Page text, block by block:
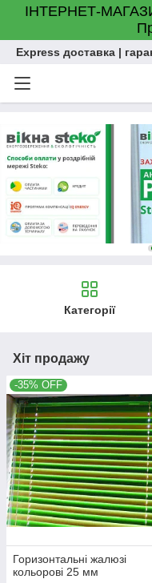
ІНТЕРНЕТ-
Express доставка |
Категорії
Хіт продажу
-35% OFF
Горизонтальні жалюзі
кольорові 25 мм